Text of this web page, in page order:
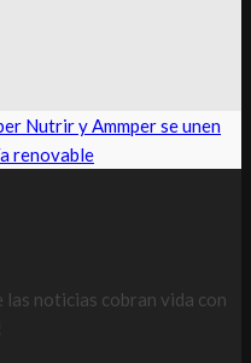
Nutrir y Ammper se unen
renovable
las noticias cobran vida con